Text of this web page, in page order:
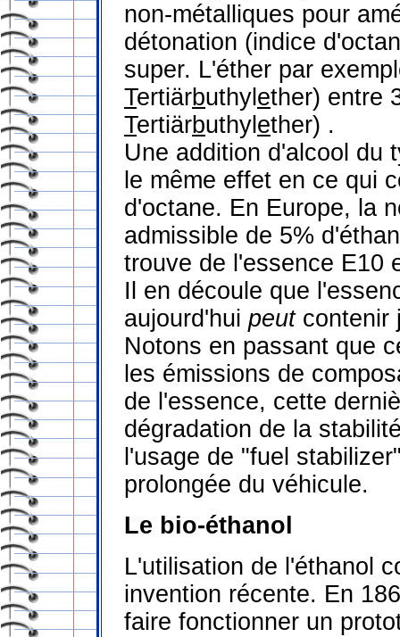
non-métalliques pour
détonation (indice
super. L'éther par
Tertiärbuthyl ether) entre
Tertiärbuthyl ether) .
Une addition d'alcool du
le même effet en ce qui
d'octane. En Europe, la
admissible de 5%
trouve de l'essence E10
Il en découle que
aujourd'hui peutcontenir
Notons en passant que
les émissions de
de l'essence, cette
dégradation de la
l'usage de "fuel
prolongée du véhicule.
Le bio-éthanol
L'utilisation de l'éthanol
invention récente. En
faire fonctionner un